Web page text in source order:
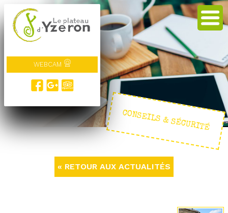
WEBCAM
CONSEILS & SÉCURITÉ
« RETOUR AUX ACTUALITÉS